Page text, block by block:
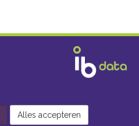
Alles accepteren